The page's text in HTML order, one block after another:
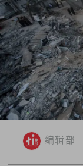
编辑部